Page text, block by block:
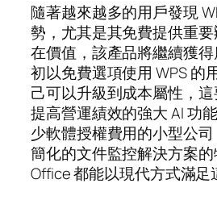
隨著越來越多的用戶發現
勢，尤其是其免費提供重
在價值，該產品將繼續獲
初以免費選項使用 WPS 的
己可以升級到成本屬性，
提高營運績效的強大 AI 功
少軟體授權費用的小型公
簡化的文件監控解決方案
Office 都能以現代方式滿足